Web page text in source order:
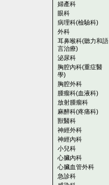
婦產科
眼科
病理科(檢驗科)
外科
耳鼻喉科(聽力和語
言治療)
泌尿科
胸腔內科(重症醫
學)
胸腔外科
腫瘤科(血液科)
放射腫瘤科
麻醉科(疼痛科)
獸醫科
神經外科
神經內科
小兒科
心臟內科
心臟血管外科
急診科